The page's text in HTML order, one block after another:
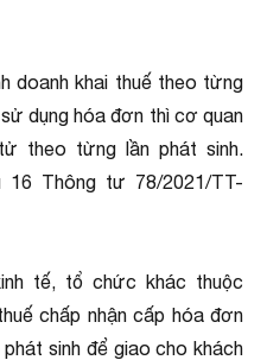
doanh khai thuế theo từng
dụng hóa đơn thì cơ quan
theo từng lần phát sinh.
Thông tư 78/2021/TT-
tế, tổ chức khác thuộc
chấp nhận cấp hóa đơn
sinh để giao cho khách